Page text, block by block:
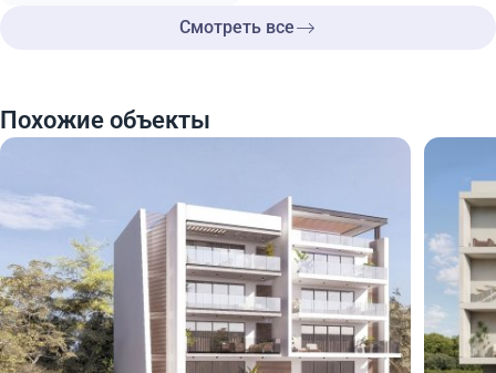
Смотреть все
Похожие объекты